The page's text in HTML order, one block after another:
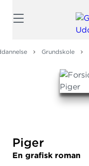
Grundskole
Piger
En grafisk roman